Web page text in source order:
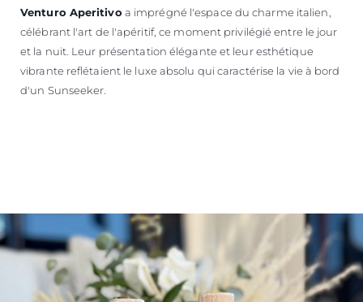
Venturo Aperitivo a imprégné l'espace du charme italien,
célébrant l'art de l'apéritif, ce moment privilégié entre le jour
et la nuit. Leur présentation élégante et leur esthétique
vibrante reflétaient le luxe absolu qui caractérise la vie à bord
d'un Sunseeker.